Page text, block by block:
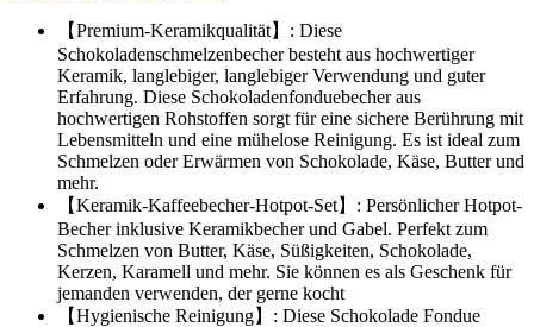
【Premium-Keramikqualität】: Diese
Schokoladenschmelzenbecher besteht aus hochwertiger
Keramik, langlebiger, langlebiger Verwendung und guter
Erfahrung. Diese Schokoladenfonduebecher aus
hochwertigen Rohstoffen sorgt für eine sichere Berührung mit
Lebensmitteln und eine mühelose Reinigung. Es ist ideal zum
Schmelzen oder Erwärmen von Schokolade, Käse, Butter und
mehr.
【Keramik-Kaffeebecher-Hotpot-Set】: Persönlicher Hotpot-
Becher inklusive Keramikbecher und Gabel. Perfekt zum
Schmelzen von Butter, Käse, Süßigkeiten, Schokolade,
Kerzen, Karamell und mehr. Sie können es als Geschenk für
jemanden verwenden, der gerne kocht
【Hygienische Reinigung】: Diese Schokolade Fondue